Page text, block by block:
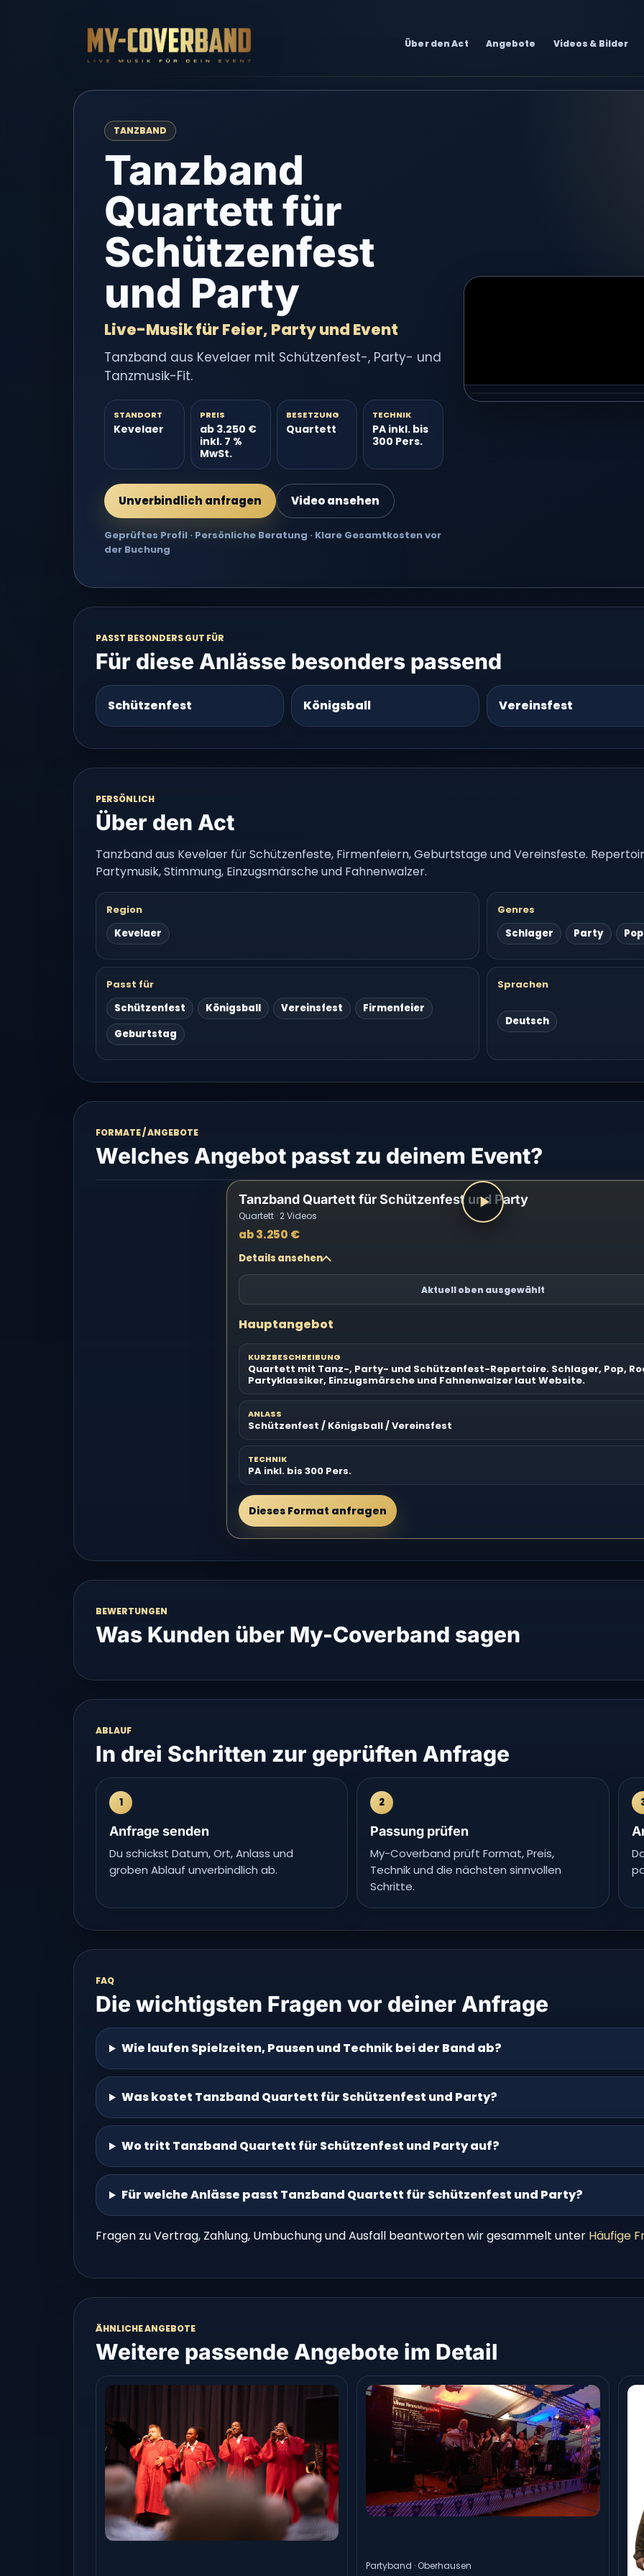
Über den Act Angebote Videos & Bilder
TANZBAND
Tanzband
Quartett für
Schützenfest
und Party
Live-Musik für Feier, Party und Event
Tanzband aus Kevelaer mit Schützenfest-, Party- und
Tanzmusik-Fit.
STANDORT
Kevelaer
PREIS
ab 3.250 €
inkl. 7 %
MwSt.
BESETZUNG
Quartett
TECHNIK
PA inkl. bis
300 Pers.
Unverbindlich anfragen Video ansehen
Geprüftes Profil · Persönliche Beratung · Klare Gesamtkosten vor
der Buchung
Video 2 groß ansehen
PASST BESONDERS GUT FÜR
Für diese Anlässe besonders passend
Schützenfest Königsball Vereinsfest
PERSÖNLICH
Über den Act
Tanzband aus Kevelaer für Schützenfeste, Firmenfeiern, Geburtstage und Vereinsfeste.
Partymusik, Stimmung, Einzugsmärsche und Fahnenwalzer.
Region
Kevelaer
Genres
Schlager
Party Pop
Passt für
Schützenfest
Königsball Vereinsfest
Firmenfeier
Geburtstag
Sprachen
Deutsch
FORMATE / ANGEBOTE
Welches Angebot passt zu deinem Event?
Tanzband Quartett für Schützenfest und Party
Quartett · 2 Videos
ab 3.250 €
Details ansehen
Aktuell oben ausgewählt
Hauptangebot
KURZBESCHREIBUNG
Quartett mit Tanz-, Party- und Schützenfest-Repertoire. Schlager, Pop,
Partyklassiker, Einzugsmärsche und Fahnenwalzer laut Website.
ANLASS
Schützenfest / Königsball / Vereinsfest
TECHNIK
PA inkl. bis 300 Pers.
Dieses Format anfragen
BEWERTUNGEN
Was Kunden über My-Coverband sagen
ABLAUF
In drei Schritten zur geprüften Anfrage
1
Anfrage senden
Du schickst Datum, Ort, Anlass und
groben Ablauf unverbindlich ab.
2
Passung prüfen
My-Coverband prüft Format, Preis,
Technik und die nächsten sinnvollen
Schritte.
FAQ
Die wichtigsten Fragen vor deiner Anfrage
Wie laufen Spielzeiten, Pausen und Technik bei der Band ab?
Was kostet Tanzband Quartett für Schützenfest und Party?
Wo tritt Tanzband Quartett für Schützenfest und Party auf?
Für welche Anlässe passt Tanzband Quartett für Schützenfest und Party?
Fragen zu Vertrag, Zahlung, Umbuchung und Ausfall beantworten wir gesammelt unter Häufige
ÄHNLICHE ANGEBOTE
Weitere passende Angebote im Detail
Partyband · Oberhausen